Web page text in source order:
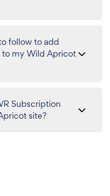
follow to add
my Wild Apricot
Subscription
site?